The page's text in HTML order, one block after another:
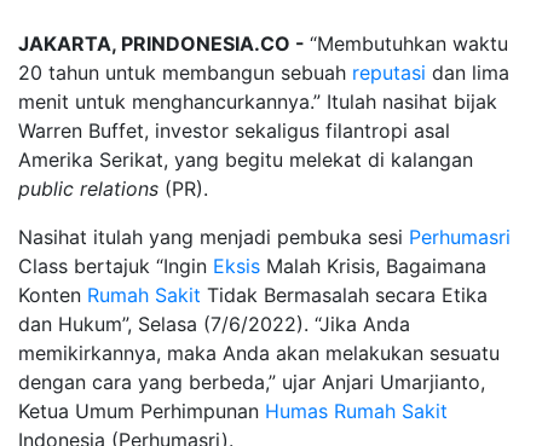
JAKARTA, PRINDONESIA.CO - “Membutuhkan waktu
20 tahun untuk membangun sebuah reputasi dan lima
menit untuk menghancurkannya.” Itulah nasihat bijak
Warren Buffet, investor sekaligus filantropi asal
Amerika Serikat, yang begitu melekat di kalangan
public relations (PR).
Nasihat itulah yang menjadi pembuka sesi Perhumasri
Class bertajuk “Ingin Eksis Malah Krisis, Bagaimana
Konten Rumah Sakit Tidak Bermasalah secara Etika
dan Hukum”, Selasa (7/6/2022). “Jika Anda
memikirkannya, maka Anda akan melakukan sesuatu
dengan cara yang berbeda,” ujar Anjari Umarjianto,
Ketua Umum Perhimpunan Humas Rumah Sakit
Indonesia (Perhumasri).